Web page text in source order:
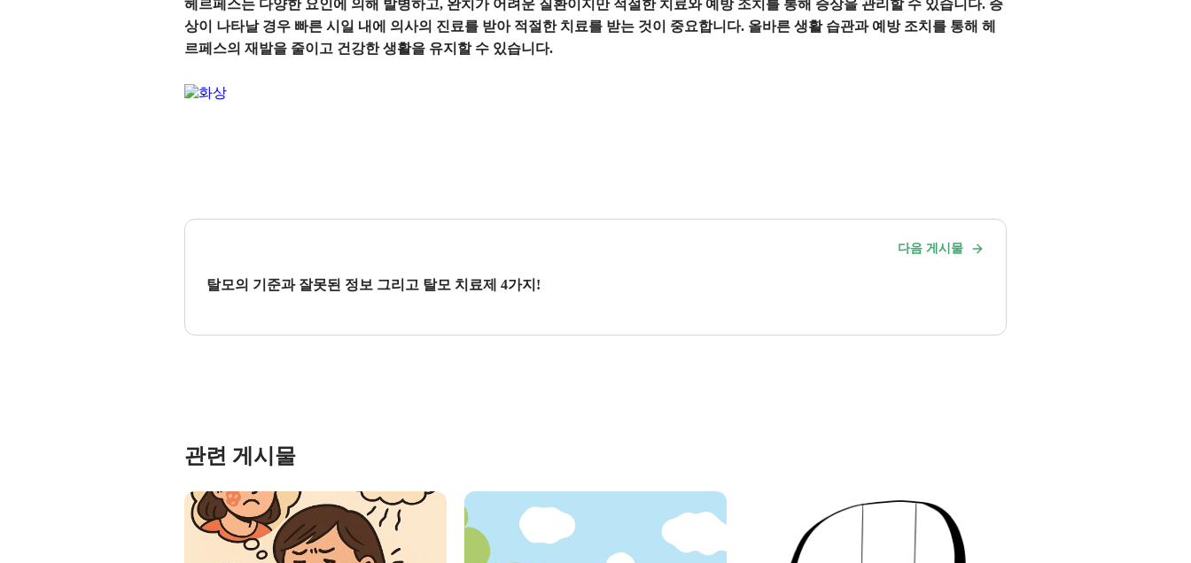
헤르페스는 다양한 요인에 의해 발병하고, 완치가 어려운 질환이지만 적절한 치료와 예방 조치를 통해 증상을 관리할 수 있습니다. 증
상이 나타날 경우 빠른 시일 내에 의사의 진료를 받아 적절한 치료를 받는 것이 중요합니다. 올바른 생활 습관과 예방 조치를 통해 헤
르페스의 재발을 줄이고 건강한 생활을 유지할 수 있습니다.
다음 게시물
탈모의 기준과 잘못된 정보 그리고 탈모 치료제 4가지!
관련 게시물